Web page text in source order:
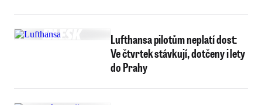
Lufthansa pilotům neplatí dost:
Ve čtvrtek stávkují, dotčeny i lety
do Prahy